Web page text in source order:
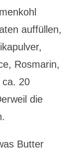
auffüllen,
Rosmarin,
ca. 20
die
Butter